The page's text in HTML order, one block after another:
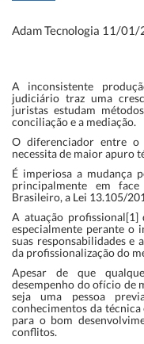
Adam Tecnologia 11/01/
A inconsistente
judiciário traz uma
juristas estudam
conciliação e a mediação.
O diferenciador entre
necessita de maior apuro
É imperiosa a mudança
principalmente em
Brasileiro, a Lei 13.105/
A atuação
especialmente perante o
suas responsabilidades e
da profissionalização do
Apesar de que
desempenho do ofício de
seja uma pessoa
conhecimentos da técnica
para o bom
conflitos.